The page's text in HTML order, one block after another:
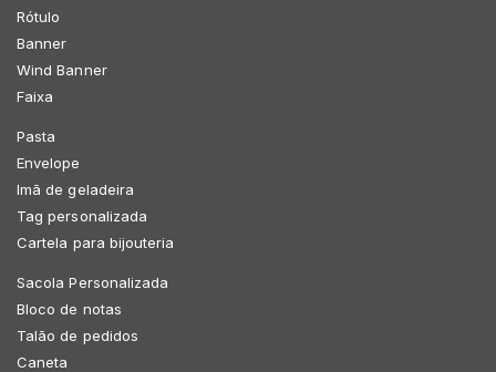
Rótulo
Banner
Wind Banner
Faixa
Pasta
Envelope
Imã de geladeira
Tag personalizada
Cartela para bijouteria
Sacola Personalizada
Bloco de notas
Talão de pedidos
Caneta